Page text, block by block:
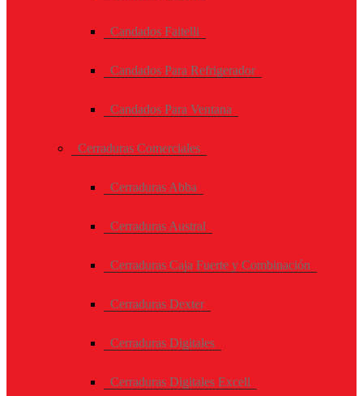
Candados Faitelli
Candados Para Refrigerador
Candados Para Ventana
Cerraduras Comerciales
Cerraduras Abba
Cerraduras Austral
Cerraduras Caja Fuerte y Combinación
Cerraduras Dexter
Cerraduras Digitales
Cerraduras Digitales Excell